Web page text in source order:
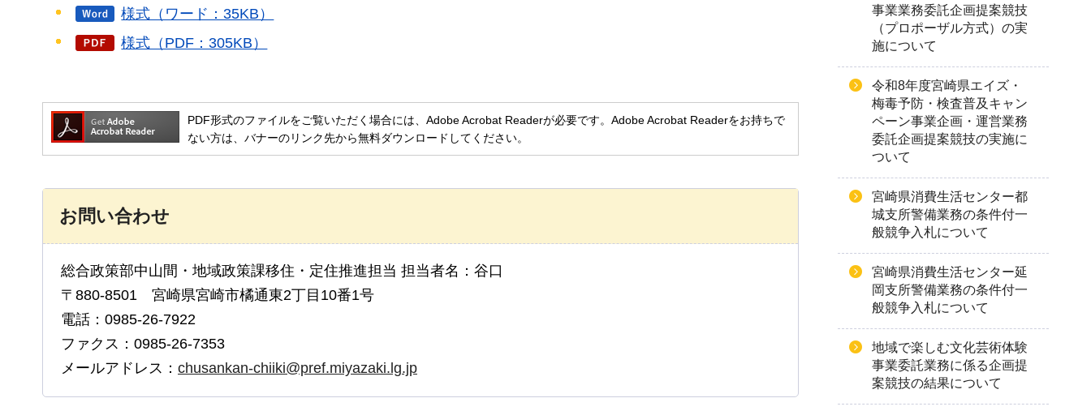
様式（ワード：35KB）
様式（PDF：305KB）
PDF形式のファイルをご覧いただく場合には、Adobe Acrobat Readerが必要です。Adobe Acrobat Readerをお持ちで
ない方は、バナーのリンク先から無料ダウンロードしてください。
お問い合わせ
総合政策部中山間・地域政策課移住・定住推進担当 担当者名：谷口
〒880-8501 宮崎県宮崎市橘通東2丁目10番1号
電話：0985-26-7922
ファクス：0985-26-7353
メールアドレス： chusankan-chiiki@pref.miyazaki.lg.jp
事業業務委託企画提案競技
（プロポーザル方式）の実
施について
令和8年度宮崎県エイズ・
梅毒予防・検査普及キャン
ペーン事業企画・運営業務
委託企画提案競技の実施に
ついて
宮崎県消費生活センター都
城支所警備業務の条件付一
般競争入札について
宮崎県消費生活センター延
岡支所警備業務の条件付一
般競争入札について
地域で楽しむ文化芸術体験
事業委託業務に係る企画提
案競技の結果について